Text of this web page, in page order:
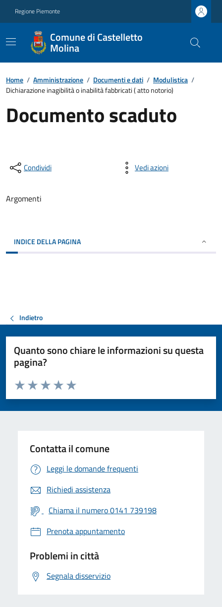
Regione Piemonte
Comune di Castelletto
Molina
Home / Amministrazione / Documenti e dati / Modulistica /
Dichiarazione inagibilità o inabilità fabbricati ( atto notorio)
Documento scaduto
Condividi Vedi azioni
Argomenti
INDICE DELLA PAGINA
Indietro
Quanto sono chiare le informazioni su questa
pagina?
Valuta da 1 a 5 stelle la pagina
Valuta 5 stelle su 5
Valuta 4 stelle su 5
Valuta 3 stelle su 5
Valuta 2 stelle su 5
Valuta 1 stelle su 5
Contatta il comune
Leggi le domande frequenti
Richiedi assistenza
Chiama il numero 0141 739198
Prenota appuntamento
Problemi in città
Segnala disservizio